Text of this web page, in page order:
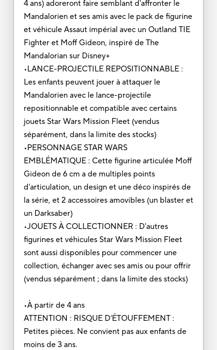
4 ans) adoreront faire semblant d'affronter le
Mandalorien et ses amis avec le pack de figurine
et véhicule Assaut impérial avec un Outland TIE
Fighter et Moff Gideon, inspiré de The
Mandalorian sur Disney+
•LANCE-PROJECTILE REPOSITIONNABLE :
Les enfants peuvent jouer à attaquer le
Mandalorien avec le lance-projectile
repositionnable et compatible avec certains
jouets Star Wars Mission Fleet (vendus
séparément, dans la limite des stocks)
•PERSONNAGE STAR WARS
EMBLÉMATIQUE : Cette figurine articulée Moff
Gideon de 6 cm a de multiples points
d'articulation, un design et une déco inspirés de
la série, et 2 accessoires amovibles (un blaster et
un Darksaber)
•JOUETS À COLLECTIONNER : D'autres
figurines et véhicules Star Wars Mission Fleet
sont aussi disponibles pour commencer une
collection, échanger avec ses amis ou pour offrir
(vendus séparément ; dans la limite des stocks)
•À partir de 4 ans
ATTENTION : RISQUE D’ÉTOUFFEMENT :
Petites pièces. Ne convient pas aux enfants de
moins de 3 ans.